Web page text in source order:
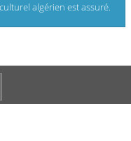
algérien est assuré.